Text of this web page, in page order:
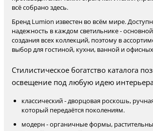
всё собрано здесь.
Бренд Lumion известен во всём мире.
надежность в каждом светильнике -
создания всех коллекций, поэтому в
выбор для гостиной, кухни, ванной и
Стилистическое богатство каталога
освещение под любую идею
классический - дворцовая роскошь,
который передаётся поколениям.
модерн - органичные формы,